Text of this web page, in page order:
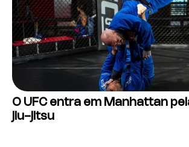
O UFC entra em Manhattan
jiu-jitsu